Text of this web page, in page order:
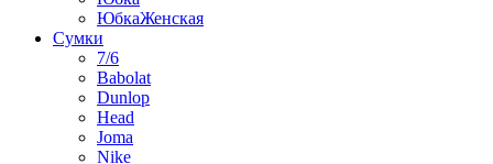
ЮбкаЖенская
Сумки
7/6
Babolat
Dunlop
Head
Joma
Nike